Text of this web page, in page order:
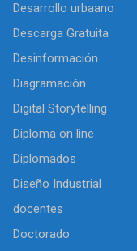
Desarrollo urbaano
Descarga Gratuita
Desinformación
Diagramación
Digital Storytelling
Diploma on line
Diplomados
Diseño Industrial
docentes
Doctorado